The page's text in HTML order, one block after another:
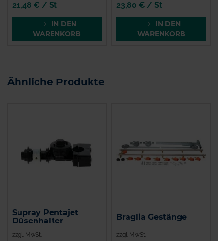
21,48 € / St
IN DEN
WARENKORB
23,80 € / St
IN DEN
WARENKORB
Ähnliche Produkte
Supray Pentajet
Düsenhalter
zzgl. MwSt.
Braglia Gestänge
zzgl. MwSt.